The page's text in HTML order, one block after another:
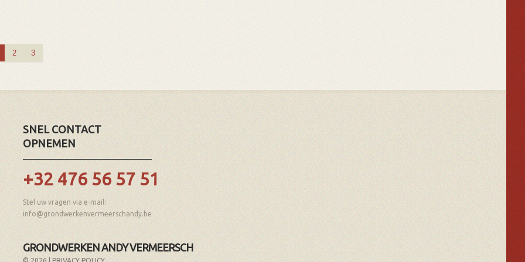
2 3
SNEL CONTACT
OPNEMEN
+32 476 56 57 51
Stel uw vragen via e-mail:
info@grondwerkenvermeerschandy.be
GRONDWERKEN ANDY VERMEERSCH